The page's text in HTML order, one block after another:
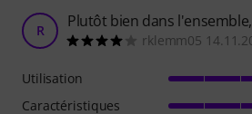
R Plutôt bien dans
rklemm05
Utilisation
Caractéristiques